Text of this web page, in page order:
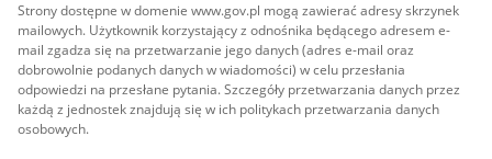
Strony dostępne w domenie www.gov.pl mogą zawierać adresy skrzynek
mailowych. Użytkownik korzystający z odnośnika będącego adresem e-
mail zgadza się na przetwarzanie jego danych (adres e-mail oraz
dobrowolnie podanych danych w wiadomości) w celu przesłania
odpowiedzi na przesłane pytania. Szczegóły przetwarzania danych przez
każdą z jednostek znajdują się w ich politykach przetwarzania danych
osobowych.